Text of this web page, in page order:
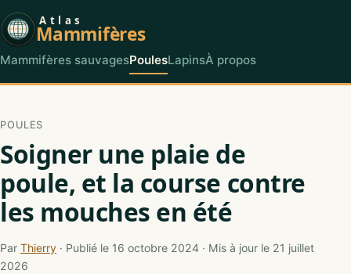
Atlas
Mammifères
Mammifères sauvagesPoulesLapinsÀ propos
POULES
Soigner une plaie de
poule, et la course contre
les mouches en été
Par Thierry · Publié le 16 octobre 2024 · Mis à jour le 21 juillet
2026